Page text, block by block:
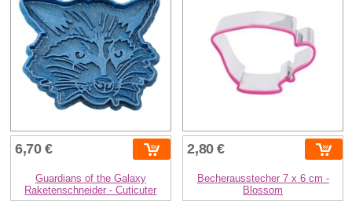
6,70 €
Guardians of the Galaxy
Raketenschneider - Cuticuter
2,80 €
Becherausstecher 7 x 6 cm -
Blossom